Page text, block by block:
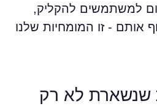
למשתמשים להקליק,
אותם - זו המומחיות שלנו
שנשארת לא רק